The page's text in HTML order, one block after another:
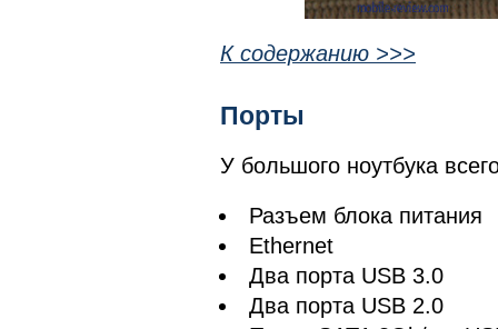
К содержанию >>>
Порты
У большого ноутбука
Разъем блока питания
Ethernet
Два порта USB 3.0
Два порта USB 2.0